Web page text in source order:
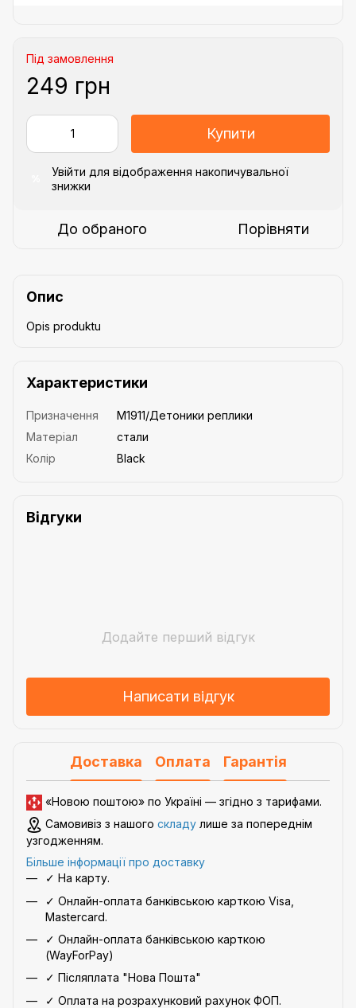
Під замовлення
249 грн
Купити
Увійти для відображення накопичувальної
знижки
До обраного Порівняти
Опис
Opis produktu
Характеристики
Призначення
M1911/Детоники реплики
Матеріал
стали
Колір
Black
Відгуки
Додайте перший відгук
Написати відгук
Доставка Оплата Гарантія
«Новою поштою» по Україні — згідно з тарифами.
Самовивіз з нашого складу лише за попереднім
узгодженням.
Більше інформації про доставку
✓ На карту.
✓ Онлайн-оплата банківською карткою Visa,
Mastercard.
✓ Онлайн-оплата банківською карткою
(WayForPay)
✓ Післяплата "Нова Пошта"
✓ Оплата на розрахунковий рахунок ФОП.